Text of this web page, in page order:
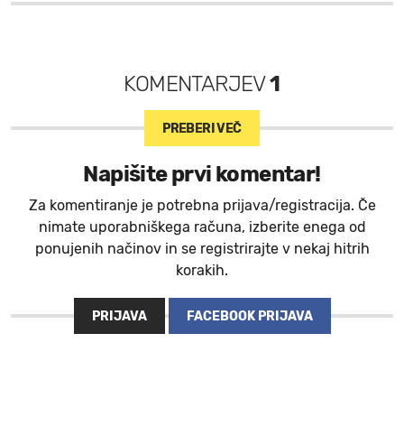
KOMENTARJEV1
PREBERI VEČ
Napišite prvi komentar!
Za komentiranje je potrebna prijava/registracija. Če
nimate uporabniškega računa, izberite enega od
ponujenih načinov in se registrirajte v nekaj hitrih
korakih.
PRIJAVA FACEBOOK PRIJAVA